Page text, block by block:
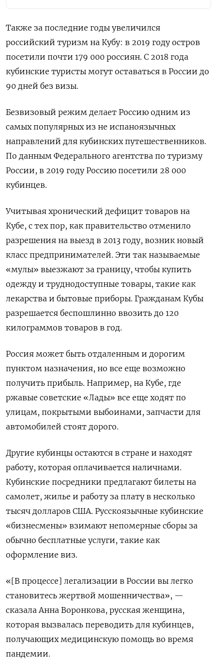
Также за последние годы увеличился
российский туризм на Кубу: в 2019 году остров
посетили почти 179 000 россиян. С 2018 года
кубинские туристы могут оставаться в России до
90 дней без визы.
Безвизовый режим делает Россию одним из
самых популярных из не испаноязычных
направлений для кубинских путешественников.
По данным Федерального агентства по туризму
России, в 2019 году Россию посетили 28 000
кубинцев.
Учитывая хронический дефицит товаров на
Кубе, с тех пор, как правительство отменило
разрешения на выезд в 2013 году, возник новый
класс предпринимателей. Эти так называемые
«мулы» выезжают за границу, чтобы купить
одежду и труднодоступные товары, такие как
лекарства и бытовые приборы. Гражданам Кубы
разрешается беспошлинно ввозить до 120
килограммов товаров в год.
Россия может быть отдаленным и дорогим
пунктом назначения, но все еще возможно
получить прибыль. Например, на Кубе, где
ржавые советские «Лады» все еще ходят по
улицам, покрытыми выбоинами, запчасти для
автомобилей стоят дорого.
Другие кубинцы остаются в стране и находят
работу, которая оплачивается наличнами.
Кубинские посредники предлагают билеты на
самолет, жилье и работу за плату в несколько
тысяч долларов США. Русскоязычные кубинские
«бизнесмены» взимают непомерные сборы за
обычно бесплатные услуги, такие как
оформление виз.
«[В процессе] легализации в России вы легко
становитесь жертвой мошенничества», —
сказала Анна Воронкова, русская женщина,
которая вызвалась переводить для кубинцев,
получающих медицинскую помощь во время
пандемии.